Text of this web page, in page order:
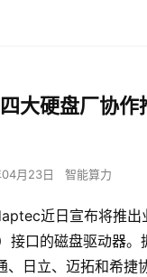
大硬盘厂协作
月23日 智能算力
近日宣布将推出
接口的磁盘驱动器。
日立、迈拓和希捷